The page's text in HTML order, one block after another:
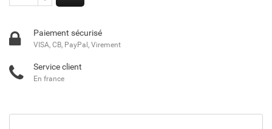
Paiement sécurisé
VISA, CB, PayPal, Virement
Service client
En france